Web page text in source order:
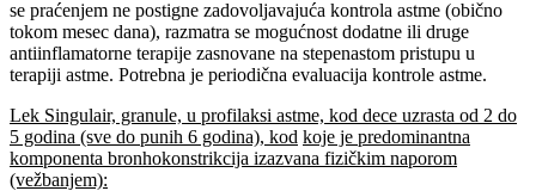
se praćenjem ne postigne zadovoljavajuća kontrola astme (obično
tokom mesec dana), razmatra se mogućnost dodatne ili druge
antiinflamatorne terapije zasnovane na stepenastom pristupu u
terapiji astme. Potrebna je periodična evaluacija kontrole astme.
Lek Singulair, granule, u profilaksi astme, kod dece uzrasta od 2 do
5 godina (sve do punih 6 godina), kod koje je predominantna
komponenta bronhokonstrikcija izazvana fizičkim naporom
(vežbanjem):